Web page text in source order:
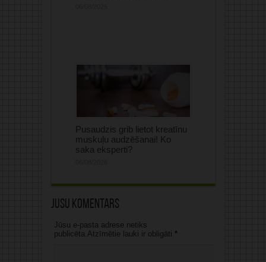
Pusaudzis grib lietot kreatīnu
muskuļu audzēšanai! Ko
saka eksperti?
Jūsu komentārs
Jūsu e-pasta adrese netiks
publicēta.Atzīmētie lauki ir obligāti *